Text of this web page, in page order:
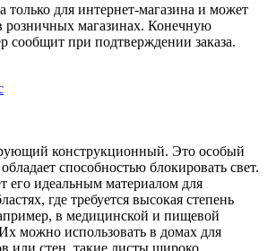
только для интернет-магазина и может
розничных магазинах. Конечную
сообщит при подтверждении заказа.
конструкционный. Это особый
способностью блокировать свет.
его идеальным материалом для
где требуется высокая степень
в медицинской и пищевой
можно использовать в домах для
или стен, такие листы широко